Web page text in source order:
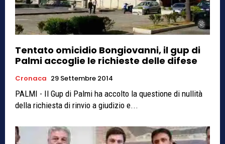
Tentato omicidio Bongiovanni, il gup di
Palmi accoglie le richieste delle difese
Cronaca 29 Settembre 2014
PALMI - Il Gup di Palmi ha accolto la questione di nullità
della richiesta di rinvio a giudizio e...